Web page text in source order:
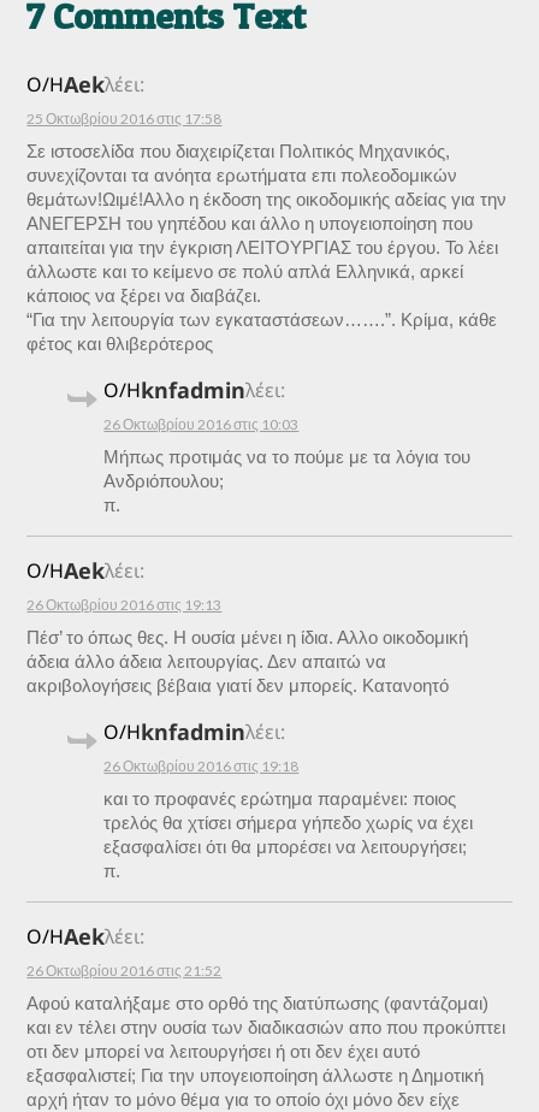
7 Comments Text
Ο/ΗAekλέει:
25 Οκτωβρίου 2016 στις 17:58
Σε ιστοσελίδα που διαχειρίζεται Πολιτικός Μηχανικός,
συνεχίζονται τα ανόητα ερωτήματα επι πολεοδομικών
θεμάτων!Ωιμέ!Αλλο η έκδοση της οικοδομικής αδείας για την
ΑΝΕΓΕΡΣΗ του γηπέδου και άλλο η υπογειοποίηση που
απαιτείται για την έγκριση ΛΕΙΤΟΥΡΓΙΑΣ του έργου. Το λέει
άλλωστε και το κείμενο σε πολύ απλά Ελληνικά, αρκεί
κάποιος να ξέρει να διαβάζει.
“Για την λειτουργία των εγκαταστάσεων…….”. Κρίμα, κάθε
φέτος και θλιβερότερος
Ο/Ηknfadminλέει:
26 Οκτωβρίου 2016 στις 10:03
Μήπως προτιμάς να το πούμε με τα λόγια του
Ανδριόπουλου;
π.
Ο/ΗAekλέει:
26 Οκτωβρίου 2016 στις 19:13
Πέσ’ το όπως θες. Η ουσία μένει η ίδια. Αλλο οικοδομική
άδεια άλλο άδεια λειτουργίας. Δεν απαιτώ να
ακριβολογήσεις βέβαια γιατί δεν μπορείς. Κατανοητό
Ο/Ηknfadminλέει:
26 Οκτωβρίου 2016 στις 19:18
και το προφανές ερώτημα παραμένει: ποιος
τρελός θα χτίσει σήμερα γήπεδο χωρίς να έχει
εξασφαλίσει ότι θα μπορέσει να λειτουργήσει;
π.
Ο/ΗAekλέει:
26 Οκτωβρίου 2016 στις 21:52
Αφού καταλήξαμε στο ορθό της διατύπωσης (φαντάζομαι)
και εν τέλει στην ουσία των διαδικασιών απο που προκύπτει
οτι δεν μπορεί να λειτουργήσει ή οτι δεν έχει αυτό
εξασφαλιστεί; Για την υπογειοποίηση άλλωστε η Δημοτική
αρχή ήταν το μόνο θέμα για το οποίο όχι μόνο δεν είχε